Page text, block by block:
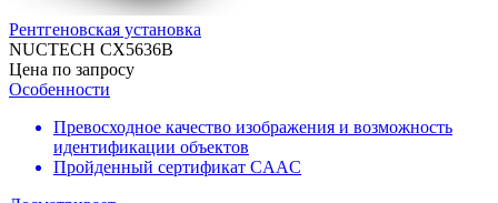
Рентгеновская установка
NUCTECH CX5636B
Цена по запросу
Особенности
Превосходное качество изображения и возможность
идентификации объектов
Пройденный сертификат CAAC